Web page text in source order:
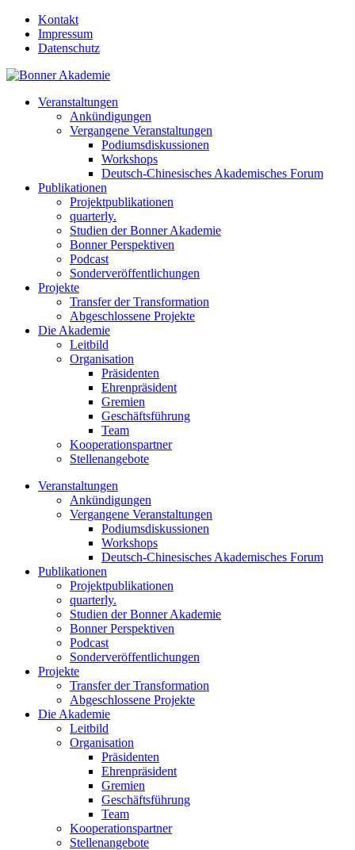
Kontakt
Impressum
Datenschutz
Veranstaltungen
Ankündigungen
Vergangene Veranstaltungen
Podiumsdiskussionen
Workshops
Deutsch-Chinesisches Akademisches Forum
Publikationen
Projektpublikationen
quarterly.
Studien der Bonner Akademie
Bonner Perspektiven
Podcast
Sonderveröffentlichungen
Projekte
Transfer der Transformation
Abgeschlossene Projekte
Die Akademie
Leitbild
Organisation
Präsidenten
Ehrenpräsident
Gremien
Geschäftsführung
Team
Kooperationspartner
Stellenangebote
Veranstaltungen
Ankündigungen
Vergangene Veranstaltungen
Podiumsdiskussionen
Workshops
Deutsch-Chinesisches Akademisches Forum
Publikationen
Projektpublikationen
quarterly.
Studien der Bonner Akademie
Bonner Perspektiven
Podcast
Sonderveröffentlichungen
Projekte
Transfer der Transformation
Abgeschlossene Projekte
Die Akademie
Leitbild
Organisation
Präsidenten
Ehrenpräsident
Gremien
Geschäftsführung
Team
Kooperationspartner
Stellenangebote